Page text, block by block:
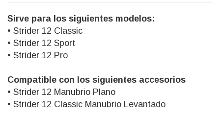
Sirve para los siguientes modelos:
• Strider 12 Classic
• Strider 12 Sport
• Strider 12 Pro
Compatible con los siguientes accesorios
• Strider 12 Manubrio Plano
• Strider 12 Classic Manubrio Levantado